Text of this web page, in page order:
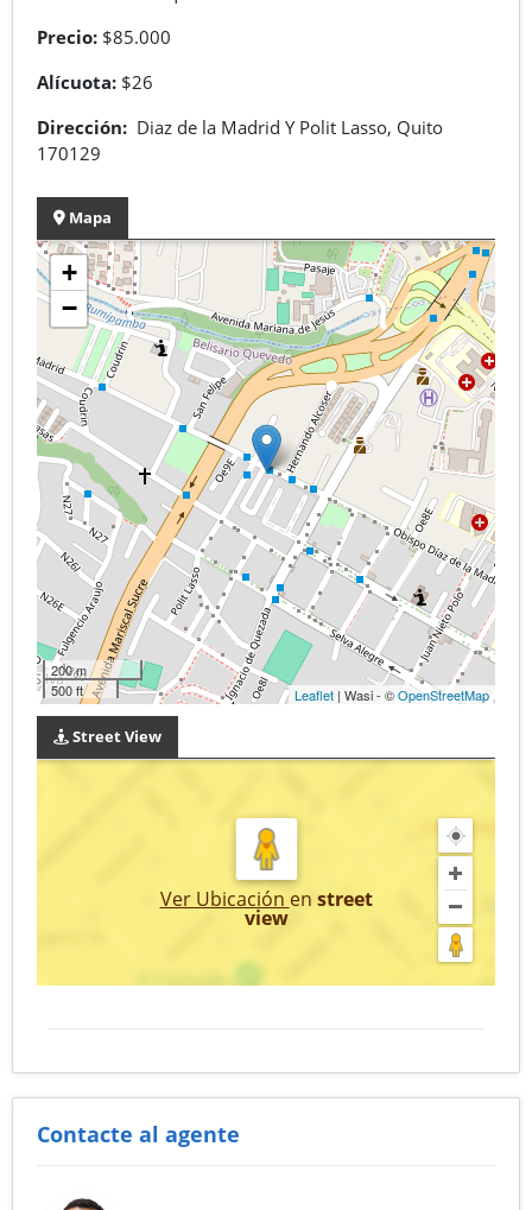
Precio: $85.000
Alícuota: $26
Dirección: Diaz de la Madrid Y Polit Lasso, Quito
170129
Mapa
+
−
200 m
500 ft
Leaflet | Wasi - ©OpenStreetMap
Street View
Ver Ubicación en street
view
Contacte al agente